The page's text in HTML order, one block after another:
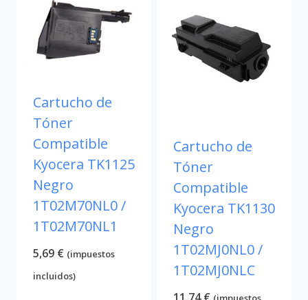
Cartucho de
Tóner
Compatible
Kyocera TK1125
Negro
1T02M70NL0 /
1T02M70NL1
5,69 € (impuestos
incluidos)
Cartucho de
Tóner
Compatible
Kyocera TK1130
Negro
1T02MJ0NL0 /
1T02MJ0NLC